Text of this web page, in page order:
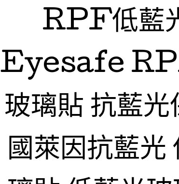
RPF低藍
Eyesafe
玻璃貼 抗藍
國萊因抗藍光